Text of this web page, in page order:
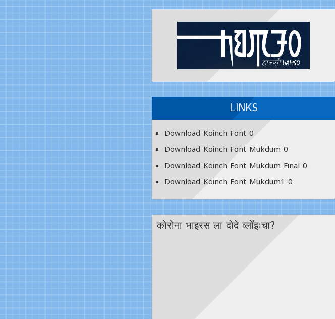
LINKS
Download Koinch Font 0
Download Koinch Font Mukdum 0
Download Koinch Font Mukdum Final 0
Download Koinch Font Mukdum1 0
कोरोना भाइरस ला दोदे व्लोँइःचा?